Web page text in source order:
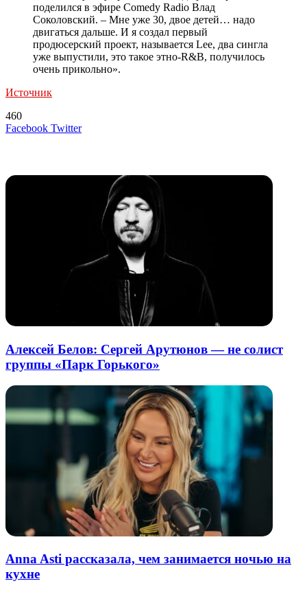
поделился в эфире Comedy Radio Влад
Соколовский. – Мне уже 30, двое детей… надо
двигаться дальше. И я создал первый
продюсерский проект, называется Lee, два сингла
уже выпустили, это такое этно-R&B, получилось
очень прикольно».
Источник
460
Facebook TwitterLinkedIn
Tumblr
Reddit
Вконтакте
Одноклассники
Skype
Messenger
Messenger
WhatsApp
Telegram
Viber
Line
Поделиться
Печатать
Алексей Белов: Сергей Арутюнов — не солист
группы «Парк Горького»
Anna Asti рассказала, чем занимается ночью на
кухне